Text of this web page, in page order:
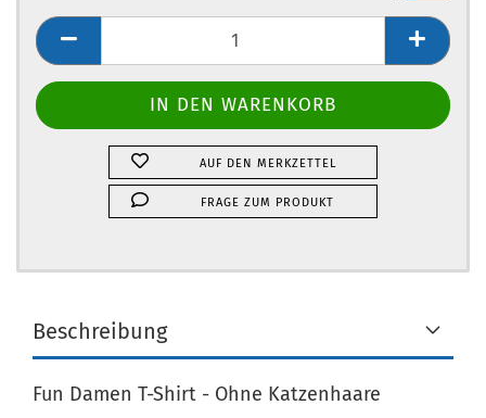
AUF DEN MERKZETTEL
FRAGE ZUM PRODUKT
Beschreibung
Fun Damen T-Shirt - Ohne Katzenhaare